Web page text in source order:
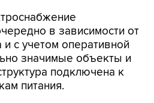
в зависимости от
с учетом оперативной
значимые объекты и
подключена к
питания.